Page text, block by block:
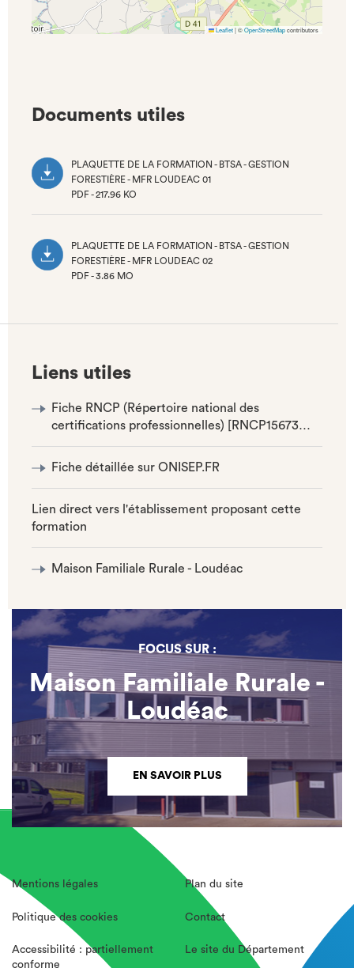
Leaflet|©OpenStreetMapcontributors
Documents utiles
PLAQUETTE DE LA FORMATION - BTSA - GESTION
FORESTIÈRE - MFR LOUDEAC 01
PDF - 217.96 KO
PLAQUETTE DE LA FORMATION - BTSA - GESTION
FORESTIÈRE - MFR LOUDEAC 02
PDF - 3.86 MO
Liens utiles
Fiche RNCP (Répertoire national des
certifications professionnelles) [RNCP15673…
Fiche détaillée sur ONISEP.FR
Lien direct vers l'établissement proposant cette
formation
Maison Familiale Rurale - Loudéac
FOCUS SUR :
Maison Familiale Rurale -
Loudéac
EN SAVOIR PLUS
Mentions légales
Politique des cookies
Accessibilité : partiellement
conforme
Plan du site
Contact
Le site du Département